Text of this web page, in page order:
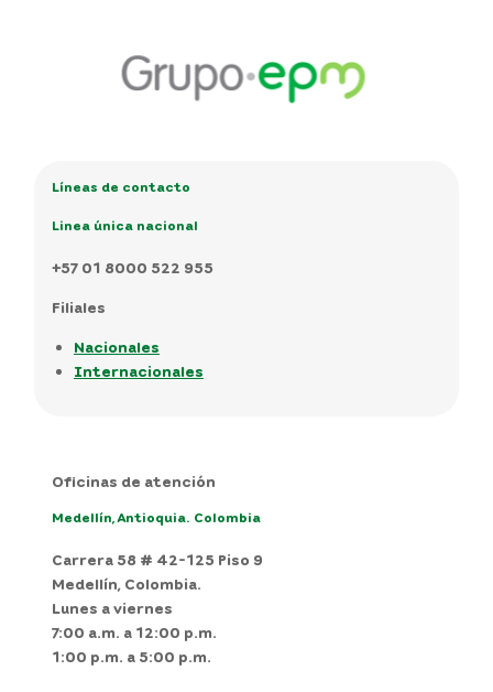
Líneas de contacto
Linea única nacional
+57 01 8000 522 955
Filiales
Nacionales
Internacionales
Oficinas de atención
Medellín, Antioquia. Colombia
Carrera 58 # 42-125 Piso 9
Medellín, Colombia.
Lunes a viernes
7:00 a.m. a 12:00 p.m.
1:00 p.m. a 5:00 p.m.